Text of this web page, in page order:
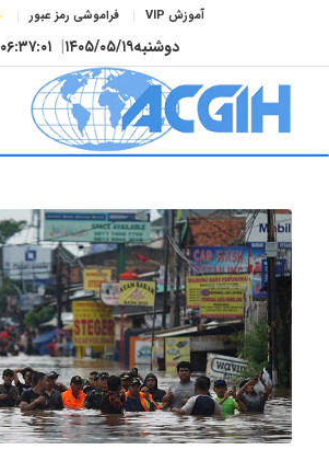
آموزش VIP فراموشی رمز عبور
دوشنبه۱۴۰۵/۰۵/۱۹| ۰۶:۳۷:۰۱